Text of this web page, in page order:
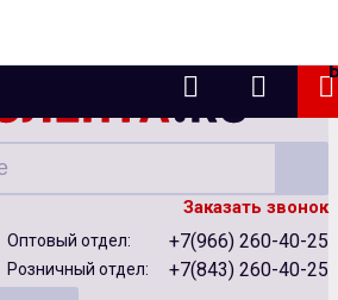
Заказать звонок
Оптовый отдел: +7(966) 260-40-25
Розничный отдел: +7(843) 260-40-25